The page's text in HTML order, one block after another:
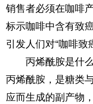
销售者必须在咖啡
标示咖啡中含有致
引发人们对“咖啡致
丙烯酰胺是什么
丙烯酰胺，是糖类
应而生成的副产物